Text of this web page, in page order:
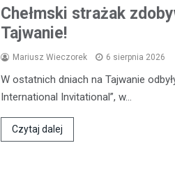
Chełmski strażak
Tajwanie!
Mariusz Wieczorek 6 sierpnia 2026
W ostatnich dniach na Tajwanie
International Invitational”, w…
Czytaj dalej